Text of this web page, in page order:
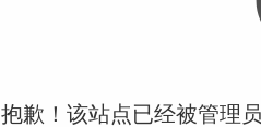
抱歉！该站点已经被管理